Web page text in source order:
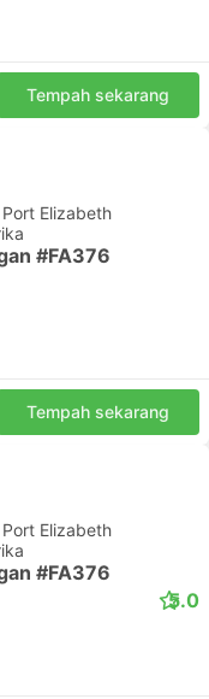
Tempah sekarang
Elizabeth
#FA376
Tempah sekarang
Elizabeth
#FA376
5.0